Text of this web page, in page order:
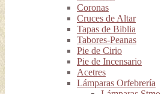
Coronas
Cruces de Altar
Tapas de Biblia
Tabores-Peanas
Pie de Cirio
Pie de Incensario
Acetres
Lámparas Orfebrería